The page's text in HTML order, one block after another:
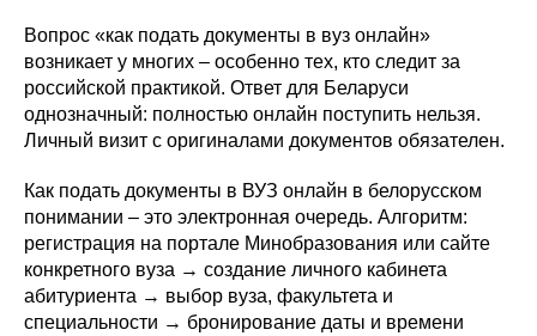
Вопрос «как подать документы в вуз онлайн»
возникает у многих – особенно тех, кто следит за
российской практикой. Ответ для Беларуси
однозначный: полностью онлайн поступить нельзя.
Личный визит с оригиналами документов обязателен.
Как подать документы в ВУЗ онлайн в белорусском
понимании – это электронная очередь. Алгоритм:
регистрация на портале Минобразования или сайте
конкретного вуза → создание личного кабинета
абитуриента → выбор вуза, факультета и
специальности → бронирование даты и времени